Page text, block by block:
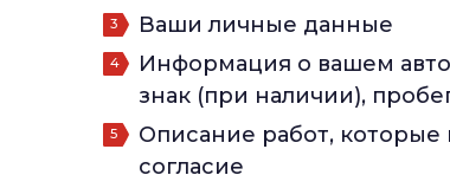
Ваши личные данные
Информация о вашем
знак (при наличии),
Описание работ, которые
согласие